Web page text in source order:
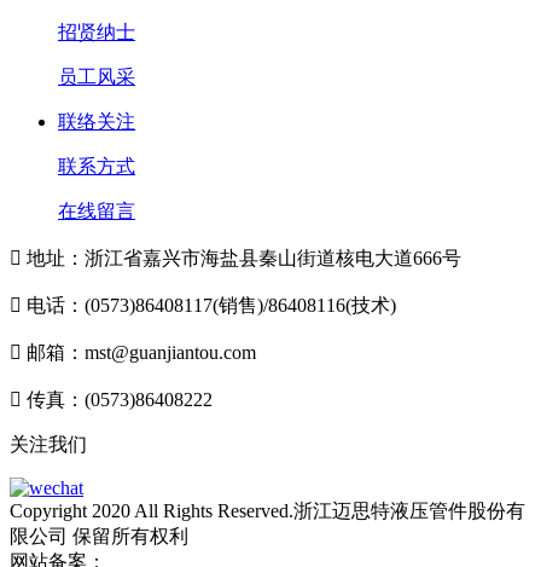
招贤纳士
员工风采
联络关注
联系方式
在线留言
 地址：浙江省嘉兴市海盐县秦山街道核电大道666号
 电话：(0573)86408117(销售)/86408116(技术)
 邮箱：mst@guanjiantou.com
 传真：(0573)86408222
关注我们
Copyright 2020 All Rights Reserved.浙江迈思特液压管件股份有
限公司 保留所有权利
网站备案：